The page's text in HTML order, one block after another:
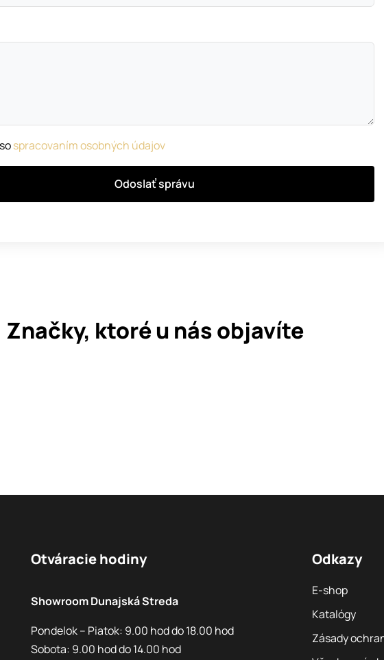
spracovaním osobných údajov
Odoslať správu
Značky, ktoré u nás objavíte
Otváracie hodiny
Showroom Dunajská Streda
Pondelok – Piatok: 9.00 hod do 18.00 hod
Sobota: 9.00 hod do 14.00 hod
Odkazy
E-shop
Katalógy
Zásady